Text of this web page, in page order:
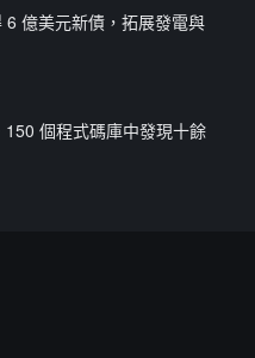
億美元新債，拓展發電與
個程式碼庫中發現十餘